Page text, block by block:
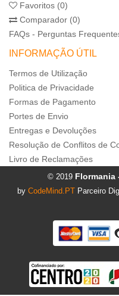
Favoritos (0)
Comparador (0)
FAQs - Perguntas
INFORMAÇÃO ÚTIL
Termos de Utilização
Politica de Privacidade
Formas de Pagamento
Portes de Envio
Entregas e Devoluções
Resolução de Conflitos de
Livro de Reclamações
© 2019 Flormania
by CodeMind.PT Parceiro